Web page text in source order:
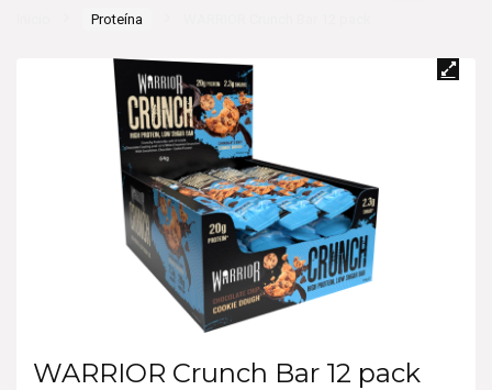
Proteína
WARRIOR Crunch Bar 12 pack